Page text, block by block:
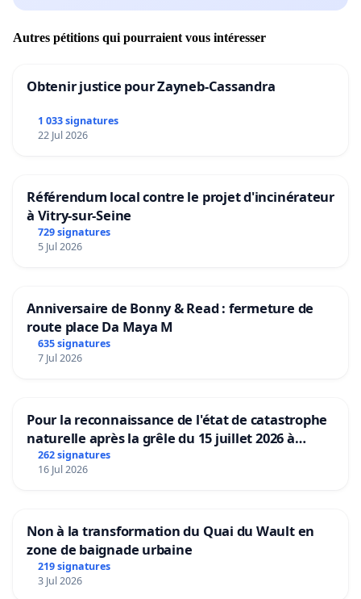
Autres pétitions qui pourraient vous intéresser
Obtenir justice pour Zayneb-Cassandra
1 033 signatures
22 Jul 2026
Référendum local contre le projet d'incinérateur
à Vitry-sur-Seine
729 signatures
5 Jul 2026
Anniversaire de Bonny & Read : fermeture de
route place Da Maya M
635 signatures
7 Jul 2026
Pour la reconnaissance de l'état de catastrophe
naturelle après la grêle du 15 juillet 2026 à
Aubenas et ses alentours
262 signatures
16 Jul 2026
Non à la transformation du Quai du Wault en
zone de baignade urbaine
219 signatures
3 Jul 2026